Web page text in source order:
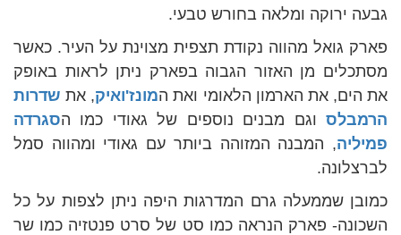
גבעה ירוקה ומלאה בחורש טבעי.
פארק גואל מהווה נקודת תצפית מצוינת על העיר. כאשר
מסתכלים מן האזור הגבוה בפארק ניתן לראות באופק
את הים, את הארמון הלאומי ואת המונז'ואיק, את שדרות
הרמבלס וגם מבנים נוספים של גאודי כמו הסגרדה
פמיליה, המבנה המזוהה ביותר עם גאודי ומהווה סמל
לברצלונה.
כמובן שממעלה גרם המדרגות היפה ניתן לצפות על כל
השכונה- פארק הנראה כמו סט של סרט פנטזיה כמו שר